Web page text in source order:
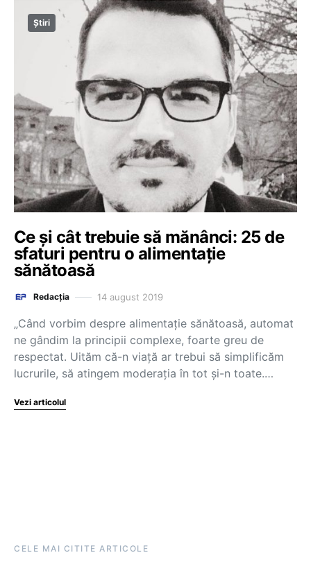
Știri
Ce și cât trebuie să mănânci: 25 de
sfaturi pentru o alimentație
sănătoasă
Redacția 14 august 2019
„Când vorbim despre alimentație sănătoasă, automat
ne gândim la principii complexe, foarte greu de
respectat. Uităm că-n viață ar trebui să simplificăm
lucrurile, să atingem moderația în tot și-n toate.…
Vezi articolul
CELE MAI CITITE ARTICOLE